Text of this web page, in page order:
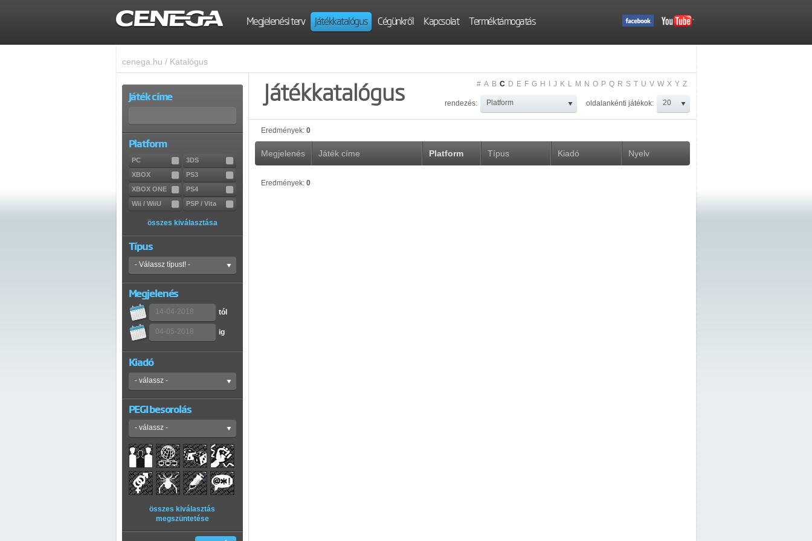
Megjelenési terv Játékkatalógus Cégünkről Kapcsolat Terméktámogatás
cenega.hu / Katalógus
Játék címe
Platform
PC
3DS
XBOX
PS3
XBOX ONE
PS4
Wii / WiiU
PSP / Vita
összes kiválasztása
Típus
Megjelenés
tól
ig
Kiadó
PEGI besorolás
összes kiválasztás
megszüntetése
Játékkatalógus # A B C D E F G H J K L M N O P Q R S T U V W X Y Z
rendezés: oldalankénti játékok:
Eredmények: 0
Megjelenés Játék címe Platform Típus Kiadó Nyelv
Eredmények: 0